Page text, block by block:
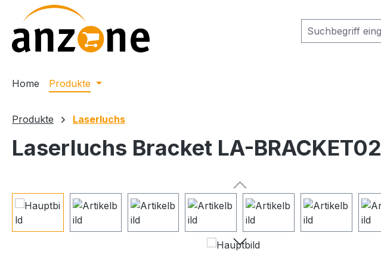
Hauptinhalt springen
Zur Suche springen
Zur Hauptnavigation springen
Home Produkte
Produkte Laserluchs
Laserluchs Bracket LA-BRACKET02
Bildergalerie überspringen